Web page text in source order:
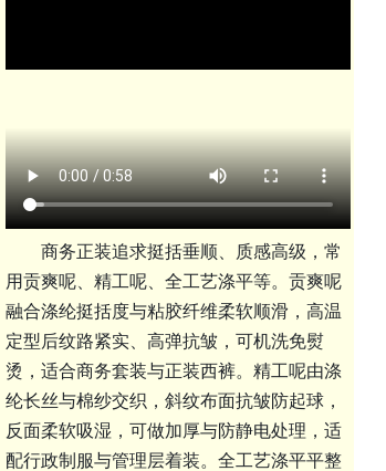
商务正装追求挺括垂顺、质感高级，常
用贡爽呢、精工呢、全工艺涤平等。贡爽呢
融合涤纶挺括度与粘胶纤维柔软顺滑，高温
定型后纹路紧实、高弹抗皱，可机洗免熨
烫，适合商务套装与正装西裤。精工呢由涤
纶长丝与棉纱交织，斜纹布面抗皱防起球，
反面柔软吸湿，可做加厚与防静电处理，适
配行政制服与管理层着装。全工艺涤平平整